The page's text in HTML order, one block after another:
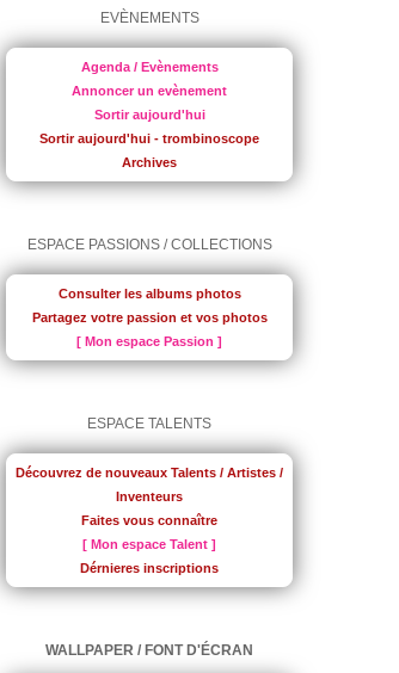
EVÈNEMENTS
Agenda / Evènements
Annoncer un evènement
Sortir aujourd'hui
Sortir aujourd'hui - trombinoscope
Archives
ESPACE PASSIONS / COLLECTIONS
Consulter les albums photos
Partagez votre passion et vos photos
[ Mon espace Passion ]
ESPACE TALENTS
Découvrez de nouveaux Talents / Artistes /
Inventeurs
Faites vous connaître
[ Mon espace Talent ]
Dérnieres inscriptions
WALLPAPER / FONT D'ÉCRAN